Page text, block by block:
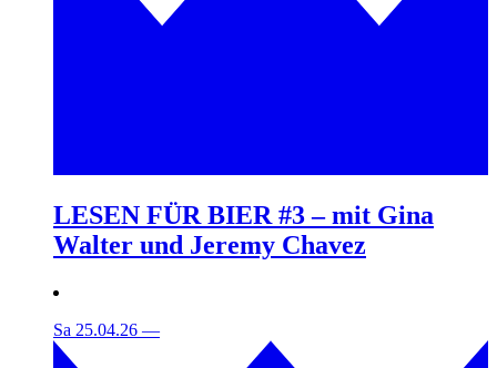
LESEN FÜR BIER #3 – mit Gina
Walter und Jeremy Chavez
Sa 25.04.26 —